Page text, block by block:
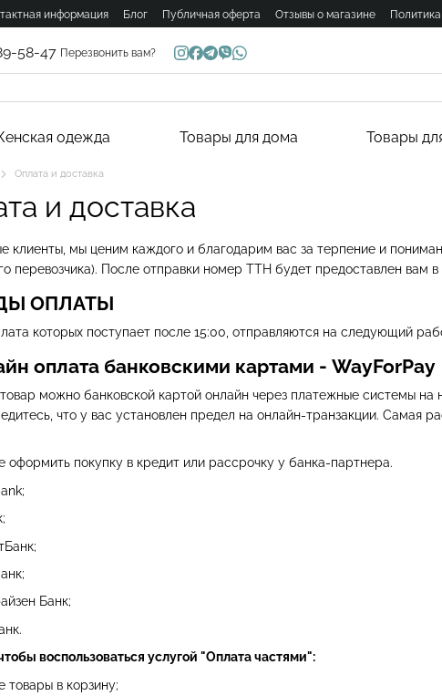
информация Блог Публичная оферта Отзывы о магазине
58-47 Перезвонить вам?
одежда Товары для дома Товары
Оплата и доставка
и доставка
клиенты, мы ценим каждого и благодарим вас за терпение и
перевозчика). После отправки номер ТТН будет предоставлен вам
ОПЛАТЫ
которых поступает после 15:00, отправляются на следующий
оплата банковскими картами - WayForPay
можно банковской картой онлайн через платежные системы
что у вас установлен предел на онлайн-транзакции. Самая
оформить покупку в кредит или рассрочку у банка-партнера.
Банк;
воспользоваться услугой "Оплата частями":
товары в корзину;